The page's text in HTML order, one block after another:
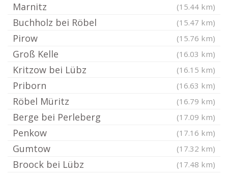
Marnitz (15.44 km)
Buchholz bei Röbel (15.47 km)
Pirow (15.76 km)
Groß Kelle (16.03 km)
Kritzow bei Lübz (16.15 km)
Priborn (16.63 km)
Röbel Müritz (16.79 km)
Berge bei Perleberg (17.09 km)
Penkow (17.16 km)
Gumtow (17.32 km)
Broock bei Lübz (17.48 km)